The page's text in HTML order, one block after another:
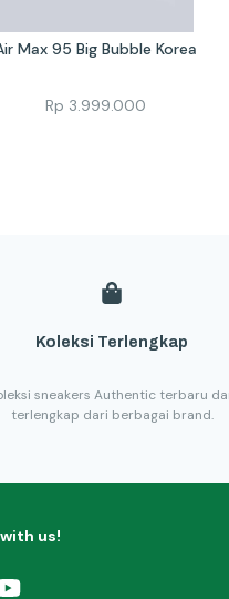
Max 95 Big Bubble Korea
Rp 3.999.000
Koleksi Terlengkap
sneakers Authentic terbaru
terlengkap dari berbagai brand.
us!